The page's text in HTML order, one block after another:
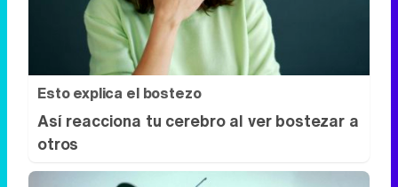
Esto explica el bostezo
Así reacciona tu cerebro al ver bostezar a
otros